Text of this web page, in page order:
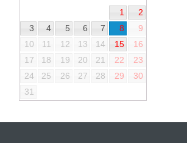
1
2
3
4 5 6 7 8
9
10
11 12 13 14 15
16
17
18 19 20 21 22
23
24
25 26 27 28 29
30
31